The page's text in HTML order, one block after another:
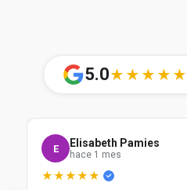
5.0★★★★★
E Elisabeth Pamies
hace 1 mes
★★★★★